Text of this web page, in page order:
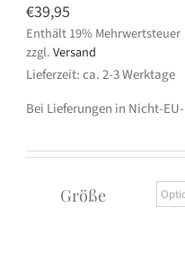
€39,95
Enthält 19% Mehrwertsteuer
zzgl.Versand
Lieferzeit: ca. 2-3 Werktage
Bei Lieferungen in Nicht-
Größe